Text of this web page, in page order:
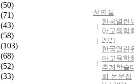
(50)
(71)
(43)
(58)
(103)
(68)
(52)
(33)
성영실
한국열린
아교육학
2021
한국열린
아교육학
추계학술
회 논문집